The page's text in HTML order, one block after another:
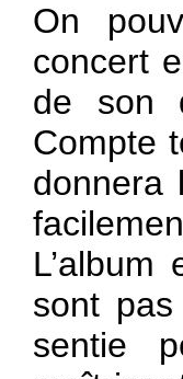
On
concert
de son
Compte
donnera
sont
sentie